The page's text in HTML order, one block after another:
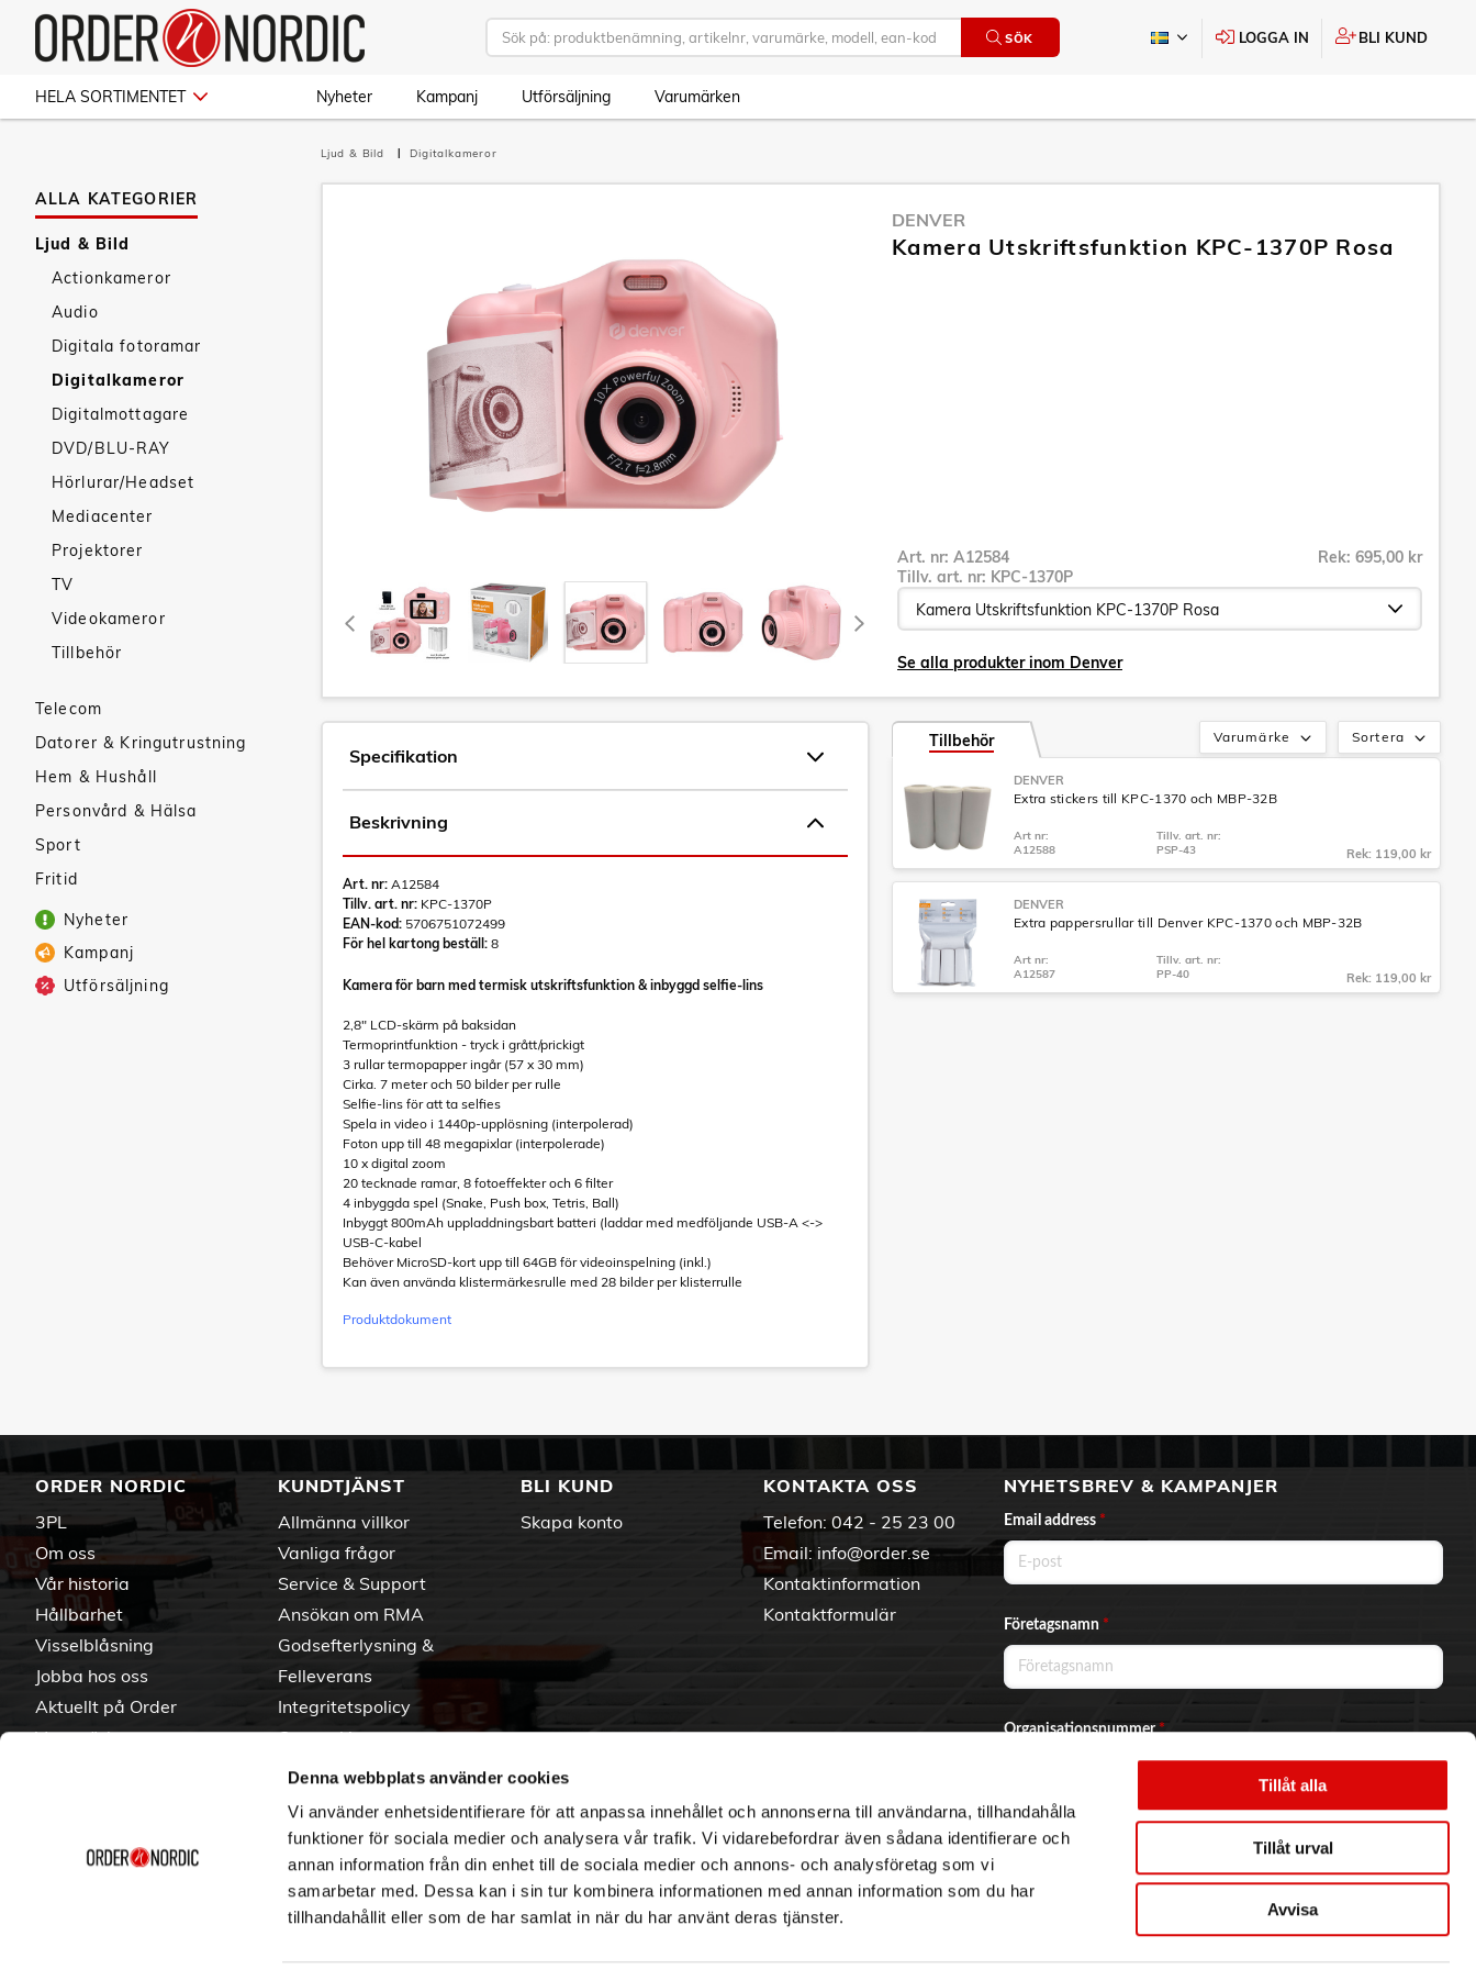
Denna webbplats använder cookies
Vi använder enhetsidentifierare för att anpassa innehållet och annonserna till användarna, tillhandahålla
funktioner för sociala medier och analysera vår trafik. Vi vidarebefordrar även sådana identifierare och
annan information från din enhet till de sociala medier och annons- och analysföretag som vi
samarbetar med. Dessa kan i sin tur kombinera informationen med annan information som du har
tillhandahållit eller som de har samlat in när du har använt deras tjänster.
Tillåt alla
Tillåt urval
Avvisa
SÖK LOGGA IN BLI KUND
HELA SORTIMENTET Nyheter Kampanj Utförsäljning Varumärken
ALLA KATEGORIER
Ljud & Bild
Actionkameror
Audio
Digitala fotoramar
Digitalkameror
Digitalmottagare
DVD/BLU-RAY
Hörlurar/Headset
Mediacenter
Projektorer
TV
Videokameror
Tillbehör
Telecom
Datorer & Kringutrustning
Hem & Hushåll
Personvård & Hälsa
Sport
Fritid
Nyheter
Kampanj
Utförsäljning
Ljud & Bild Digitalkameror
DENVER
Kamera Utskriftsfunktion KPC-1370P Rosa
Art. nr: A12584
Tillv. art. nr: KPC-1370P
Rek: 695,00 kr
Se alla produkter inom Denver
Specifikation
Beskrivning
Art. nr: A12584
Tillv. art. nr: KPC-1370P
EAN-kod: 5706751072499
För hel kartong beställ: 8
Kamera för barn med termisk utskriftsfunktion & inbyggd selfie-lins
2,8" LCD-skärm på baksidan
Termoprintfunktion - tryck i grått/prickigt
3 rullar termopapper ingår (57 x 30 mm)
Cirka. 7 meter och 50 bilder per rulle
Selfie-lins för att ta selfies
Spela in video i 1440p-upplösning (interpolerad)
Foton upp till 48 megapixlar (interpolerade)
10 x digital zoom
20 tecknade ramar, 8 fotoeffekter och 6 filter
4 inbyggda spel (Snake, Push box, Tetris, Ball)
Inbyggt 800mAh uppladdningsbart batteri (laddar med medföljande USB-A <->
USB-C-kabel
Behöver MicroSD-kort upp till 64GB för videoinspelning (inkl.)
Kan även använda klistermärkesrulle med 28 bilder per klisterrulle
Produktdokument
Sortera
Varumärke
Tillbehör
DENVER
Extra stickers till KPC-1370 och MBP-32B
Art nr:
A12588
Tillv. art. nr:
PSP-43
Rek: 119,00 kr
DENVER
Extra pappersrullar till Denver KPC-1370 och MBP-32B
Art nr:
A12587
Tillv. art. nr:
PP-40
Rek: 119,00 kr
ORDER NORDIC
3PL
Om oss
Vår historia
Hållbarhet
Visselblåsning
Jobba hos oss
Aktuellt på Order
Varumärken
KUNDTJÄNST
Allmänna villkor
Vanliga frågor
Service & Support
Ansökan om RMA
Godsefterlysning &
Felleverans
Integritetspolicy
Om cookies
BLI KUND
Skapa konto
KONTAKTA OSS
Telefon: 042 - 25 23 00
Email: info@order.se
Kontaktinformation
Kontaktformulär
NYHETSBREV & KAMPANJER
Email address *
Företagsnamn *
Organisationsnummer*
Ja, jag vill prenumerera på nyhetsbrevet.